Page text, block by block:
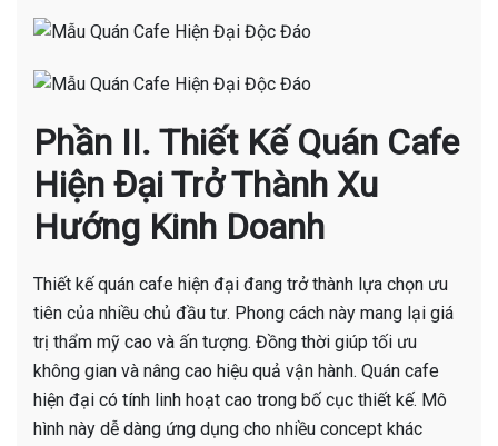
Phần II. Thiết Kế Quán Cafe
Hiện Đại Trở Thành Xu
Hướng Kinh Doanh
Thiết kế quán cafe hiện đại đang trở thành lựa chọn ưu
tiên của nhiều chủ đầu tư. Phong cách này mang lại giá
trị thẩm mỹ cao và ấn tượng. Đồng thời giúp tối ưu
không gian và nâng cao hiệu quả vận hành. Quán cafe
hiện đại có tính linh hoạt cao trong bố cục thiết kế. Mô
hình này dễ dàng ứng dụng cho nhiều concept khác